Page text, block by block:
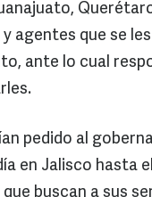
agentes que se
ante lo cual
pedido al
en Jalisco hasta
buscan a sus